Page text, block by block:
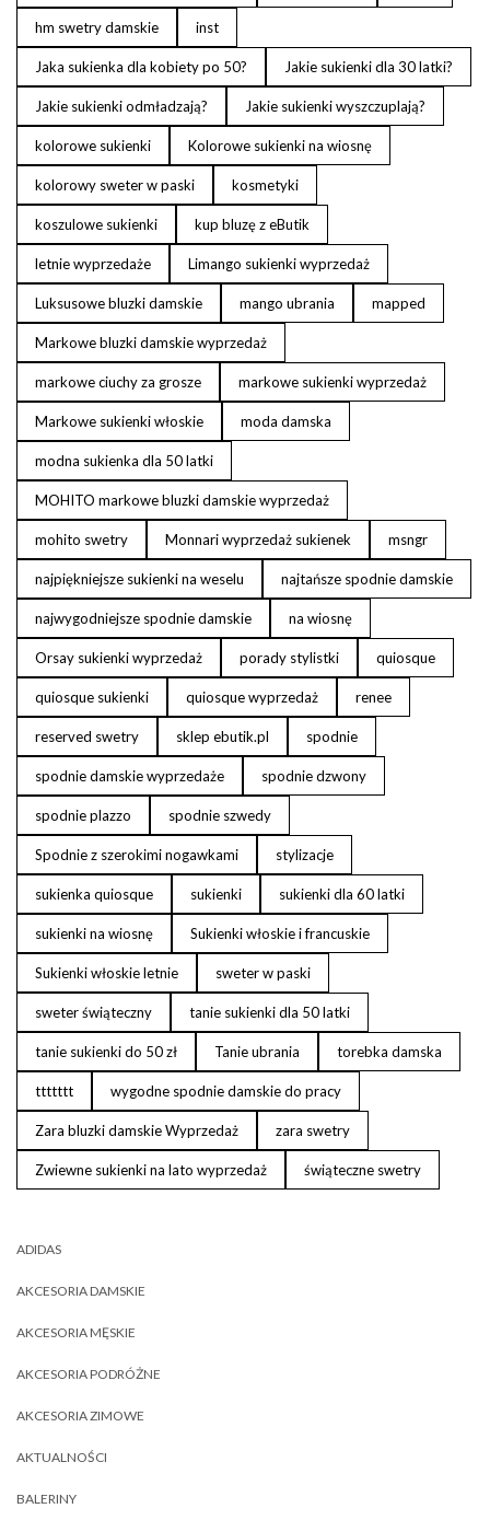
hm swetry damskie inst
Jaka sukienka dla kobiety po 50? Jakie sukienki dla 30 latki?
Jakie sukienki odmładzają? Jakie sukienki wyszczuplają?
kolorowe sukienki Kolorowe sukienki na wiosnę
kolorowy sweter w paski kosmetyki
koszulowe sukienki kup bluzę z eButik
letnie wyprzedaże Limango sukienki wyprzedaż
Luksusowe bluzki damskie mango ubrania mapped
Markowe bluzki damskie wyprzedaż
markowe ciuchy za grosze markowe sukienki wyprzedaż
Markowe sukienki włoskie moda damska
modna sukienka dla 50 latki
MOHITO markowe bluzki damskie wyprzedaż
mohito swetry Monnari wyprzedaż sukienek msngr
najpiękniejsze sukienki na weselu najtańsze spodnie damskie
najwygodniejsze spodnie damskie na wiosnę
Orsay sukienki wyprzedaż porady stylistki quiosque
quiosque sukienki quiosque wyprzedaż renee
reserved swetry sklep ebutik.pl spodnie
spodnie damskie wyprzedaże spodnie dzwony
spodnie plazzo spodnie szwedy
Spodnie z szerokimi nogawkami stylizacje
sukienka quiosque sukienki sukienki dla 60 latki
sukienki na wiosnę Sukienki włoskie i francuskie
Sukienki włoskie letnie sweter w paski
sweter świąteczny tanie sukienki dla 50 latki
tanie sukienki do 50 zł Tanie ubrania torebka damska
ttttttt wygodne spodnie damskie do pracy
Zara bluzki damskie Wyprzedaż zara swetry
Zwiewne sukienki na lato wyprzedaż świąteczne swetry
ADIDAS
AKCESORIA DAMSKIE
AKCESORIA MĘSKIE
AKCESORIA PODRÓŻNE
AKCESORIA ZIMOWE
AKTUALNOŚCI
BALERINY